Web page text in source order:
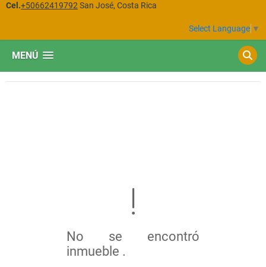
Cel.+50662419792 San José, Costa Rica
Select Language ▼
MENÚ
No se encontró
inmueble .